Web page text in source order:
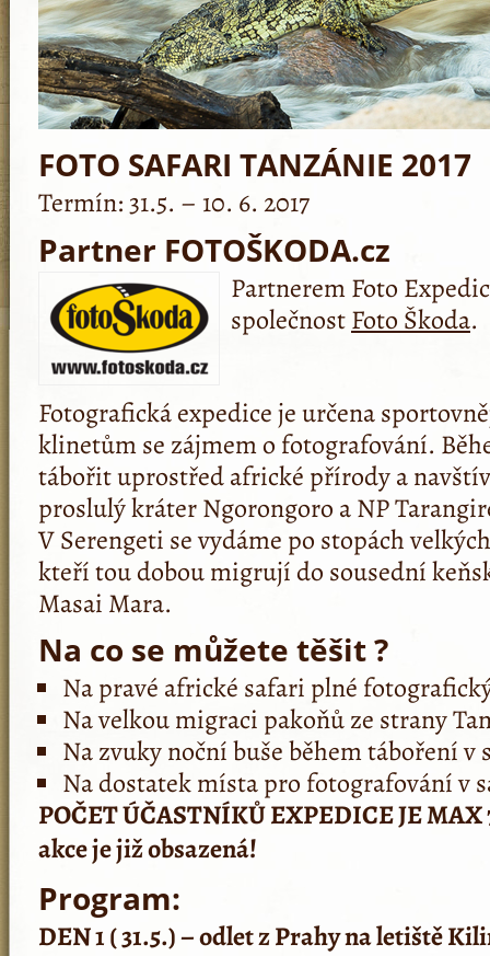
FOTO SAFARI TANZÁNIE 2017
Termín: 31.5. – 10. 6. 2017
Partner FOTOŠKODA.cz
Partnerem Foto
společnostFoto Škoda.
Fotografická expedice je určena
klinetům se zájmem o fotografování.
tábořit uprostřed africké přírody a
proslulý kráter Ngorongoro a NP
V Serengeti se vydáme po stopách
kteří tou dobou migrují do sousední
Masai Mara.
Na co se můžete těšit ?
Na pravé africké safari plné
Na velkou migraci pakoňů ze strany
Na zvuky noční buše během táboření
Na dostatek místa pro fotografování v
POČET ÚČASTNÍKŮ EXPEDICE JE
akce je již obsazená!
Program:
DEN 1 ( 31.5.) – odlet z Prahy na letiště